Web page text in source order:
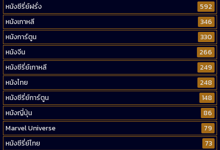
หนังซีรี่ย์ฝรั่ง
592
หนังเกาหลี
346
หนังการ์ตูน
330
หนังจีน
266
หนังซีรี่ย์เกาหลี
249
หนังไทย
248
หนังซีรี่ย์การ์ตูน
148
หนังญี่ปุ่น
86
Marvel Universe
79
หนังซีรี่ย์ไทย
73